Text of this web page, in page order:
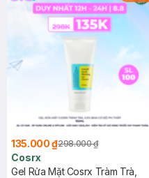
135.000 ₫298.000 ₫
Cosrx
Gel Rửa Mặt Cosrx Tràm Trà,